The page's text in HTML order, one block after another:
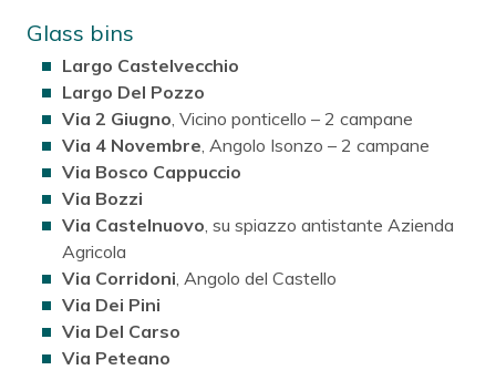
Glass bins
Largo Castelvecchio
Largo Del Pozzo
Via 2 Giugno , Vicino ponticello – 2 campane
Via 4 Novembre , Angolo Isonzo – 2 campane
Via Bosco Cappuccio
Via Bozzi
Via Castelnuovo , su spiazzo antistante Azienda
Agricola
Via Corridoni , Angolo del Castello
Via Dei Pini
Via Del Carso
Via Peteano